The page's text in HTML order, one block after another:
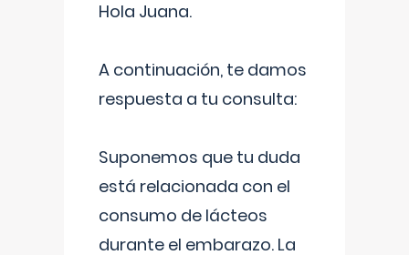
Hola Juana.
A continuación, te damos
respuesta a tu consulta:
Suponemos que tu duda
está relacionada con el
consumo de lácteos
durante el embarazo. La